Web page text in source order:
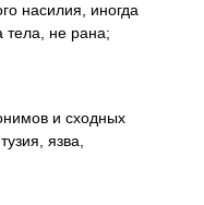
насилия, иногда
тела, не рана;
и сходных
язва,